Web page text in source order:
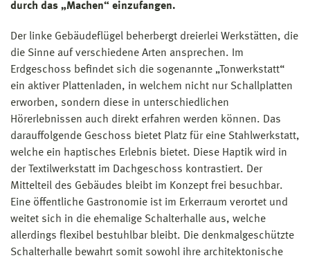
durch das „Machen“ einzufangen.
Der linke Gebäudeflügel beherbergt dreierlei Werkstätten, die
die Sinne auf verschiedene Arten ansprechen. Im
Erdgeschoss befindet sich die sogenannte „Tonwerkstatt“
ein aktiver Plattenladen, in welchem nicht nur Schallplatten
erworben, sondern diese in unterschiedlichen
Hörerlebnissen auch direkt erfahren werden können. Das
darauffolgende Geschoss bietet Platz für eine Stahlwerkstatt,
welche ein haptisches Erlebnis bietet. Diese Haptik wird in
der Textilwerkstatt im Dachgeschoss kontrastiert. Der
Mittelteil des Gebäudes bleibt im Konzept frei besuchbar.
Eine öffentliche Gastronomie ist im Erkerraum verortet und
weitet sich in die ehemalige Schalterhalle aus, welche
allerdings flexibel bestuhlbar bleibt. Die denkmalgeschützte
Schalterhalle bewahrt somit sowohl ihre architektonische